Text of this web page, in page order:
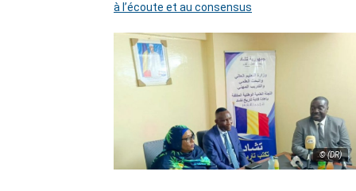
à l’écoute et au consensus
© (DR)